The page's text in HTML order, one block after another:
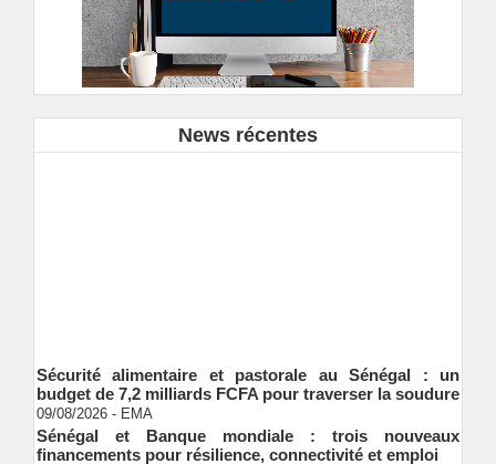
News récentes
Sécurité alimentaire et pastorale au Sénégal : un
budget de 7,2 milliards FCFA pour traverser la soudure
09/08/2026 EMA
Sénégal et Banque mondiale : trois nouveaux
financements pour résilience, connectivité et emploi